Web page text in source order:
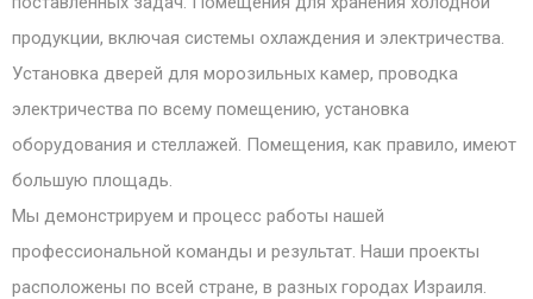
продукции, включая системы охлаждения и электричества.
Установка дверей для морозильных камер, проводка
электричества по всему помещению, установка
оборудования и стеллажей. Помещения, как правило, имеют
большую площадь.
Мы демонстрируем и процесс работы нашей
профессиональной команды и результат. Наши проекты
расположены по всей стране, в разных городах Израиля.